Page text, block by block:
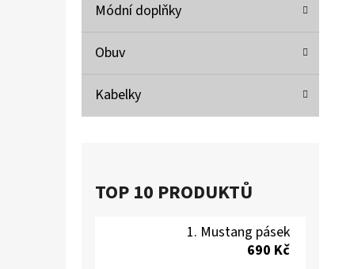
Módní doplňky
Obuv
Kabelky
TOP 10 PRODUKTŮ
Mustang pásek
690 Kč